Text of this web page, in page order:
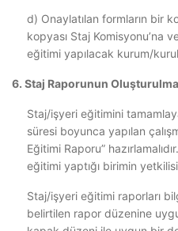
d) Onaylatılan formların bir
kopyası Staj Komisyonu’na
eğitimi yapılacak kurum/
6. Staj Raporunun
Staj/işyeri eğitimini
süresi boyunca yapılan
Eğitimi Raporu”
eğitimi yaptığı birimin
Staj/işyeri eğitimi raporları
belirtilen rapor düzenine